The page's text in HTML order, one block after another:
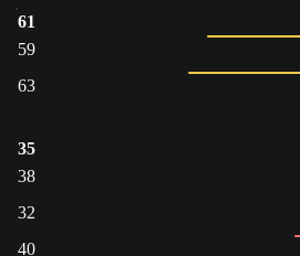
61
59
63
35
38
32
40